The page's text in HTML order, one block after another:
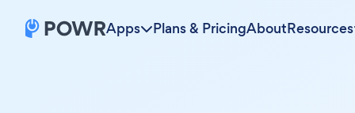
Apps Plans & PricingAboutResources